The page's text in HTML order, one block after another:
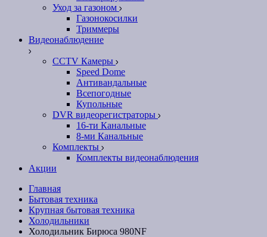
Уход за газоном
Газонокосилки
Триммеры
Видеонаблюдение
CCTV Камеры
Speed Dome
Антивандальные
Всепогодные
Купольные
DVR видеорегистраторы
16-ти Канальные
8-ми Канальные
Комплекты
Комплекты видеонаблюдения
Акции
Главная
Бытовая техника
Крупная бытовая техника
Холодильники
Холодильник Бирюса 980NF